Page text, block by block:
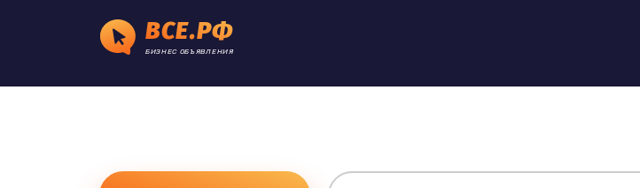
ВСЕ.РФ
БИЗНЕС ОБЪЯВЛЕНИЯ